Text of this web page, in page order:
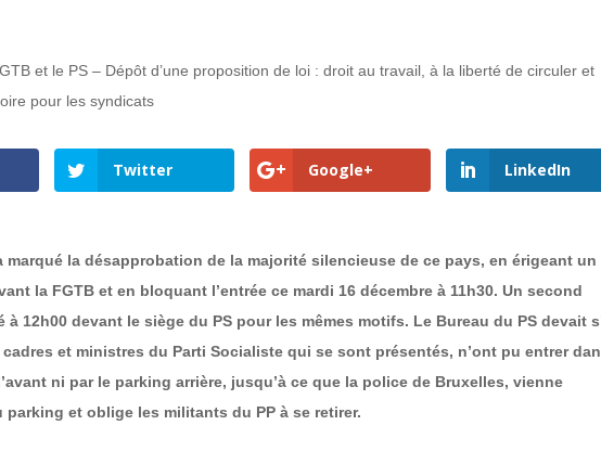
Twitter Google+ LinkedIn
marqué la désapprobation de la majorité silencieuse de ce pays, en érigeant un
la FGTB et en bloquant l’entrée ce mardi 16 décembre à 11h30. Un second
à 12h00 devant le siège du PS pour les mêmes motifs. Le Bureau du PS devait
et ministres du Parti Socialiste qui se sont présentés, n’ont pu entrer
ni par le parking arrière, jusqu’à ce que la police de Bruxelles, vienne
parking et oblige les militants du PP à se retirer.